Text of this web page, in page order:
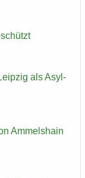
als Asyl­
Am­mels­hain